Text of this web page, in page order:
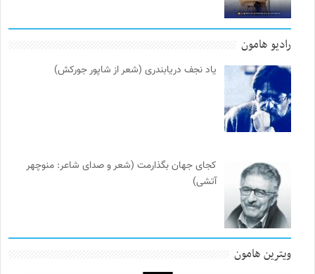
رادیو هامون
یاد نجف دریابندری (شعر از شاپور جورکش)
کجای جهان بگذارمت (شعر و صدای شاعر: منوچهر
آتشی)
ویترین هامون